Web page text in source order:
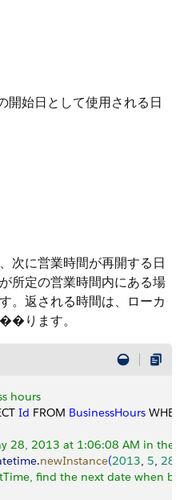
開始日として使用される日
次に営業時間が再開する日
所定の営業時間内にある場
。返される時間は、ローカ
ります。
hours
Id FROM BusinessHours
28, 2013 at 1:06:08 AM in the
.newInstance(2013, 5, 28
find the next date when